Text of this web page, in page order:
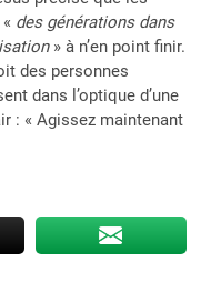
des générations dans
» à n’en point finir.
des personnes
dans l’optique d’une
: « Agissez maintenant